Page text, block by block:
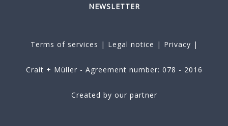
NEWSLETTER
Terms of services | Legal notice | Privacy |
Crait + Müller - Agreement number: 078 - 2016
Created by our partner